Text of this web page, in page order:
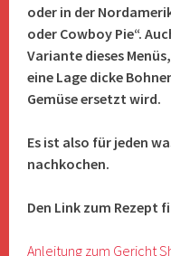
oder in der
oder Cowboy Pie“.
Variante dieses
eine Lage dicke
Gemüse ersetzt wird.
Es ist also für jeden
nachkochen.
Den Link zum Rezept
Anleitung zum Gericht